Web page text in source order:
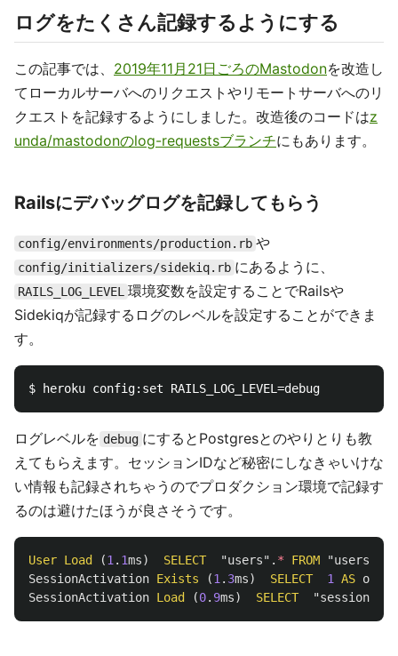
ログをたくさん記録するようにする
この記事では、 2019年11月21日ごろのMastodonを改造し
てローカルサーバへのリクエストやリモートサーバへのリ
クエストを記録するようにしました。改造後のコードはz
unda/mastodonのlog-requestsブランチにもあります。
Railsにデバッグログを記録してもらう
config/environments/production.rb や
config/initializers/sidekiq.rb にあるように、
RAILS_LOG_LEVEL 環境変数を設定することでRailsや
Sidekiqが記録するログのレベルを設定することができま
す。
ログレベルを debug にするとPostgresとのやりとりも教
えてもらえます。セッションIDなど秘密にしなきゃいけな
い情報も記録されちゃうのでプロダクション環境で記録す
るのは避けたほうが良さそうです。
User Load (1 . 1ms) SELECT "users" . * FROM "users"
SessionActivation Exists (1 . 3ms) SELECT 1 AS one
SessionActivation Load (0. 9ms) SELECT